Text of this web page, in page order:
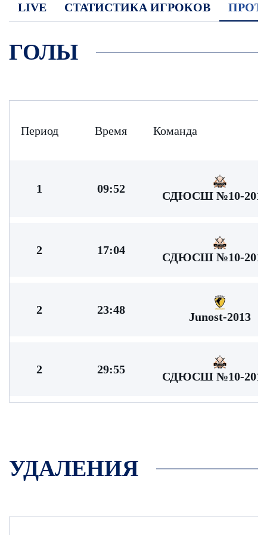
LIVE СТАТИСТИКА ИГРОКОВ
ГОЛЫ
Период Время Команда
1 09:52
СДЮСШ №10-
2 17:04
СДЮСШ №10-
2 23:48
Junost-2013
2 29:55
СДЮСШ №10-
УДАЛЕНИЯ